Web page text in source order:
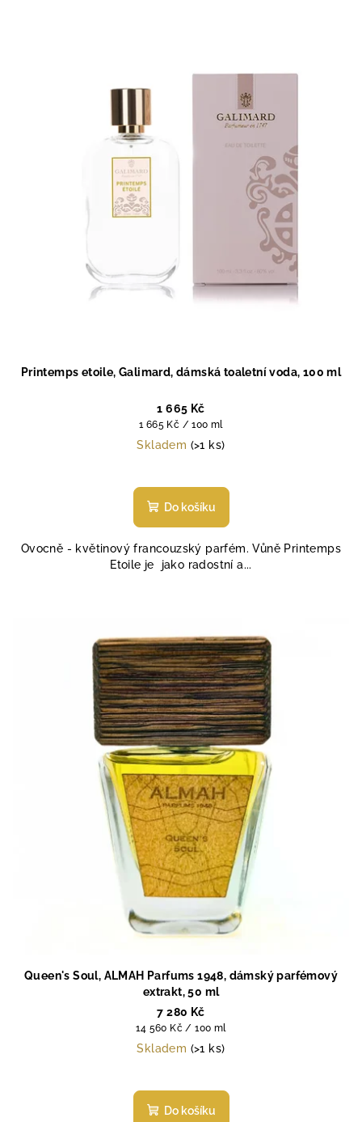
Printemps etoile, Galimard, dámská toaletní voda, 100 ml
1 665 Kč
Měrná
cena:
1 665 Kč / 100 ml
Skladem (>1 ks)
hodnocení
produktu
z
5
Do košíku
Ovocně - květinový francouzský parfém. Vůně Printemps
Etoile je jako radostní a...
Queen's Soul, ALMAH Parfums 1948, dámský parfémový
extrakt, 50 ml
7 280 Kč
Měrná
cena:
14 560 Kč / 100 ml
Skladem (>1 ks)
hodnocení
produktu
Do košíku